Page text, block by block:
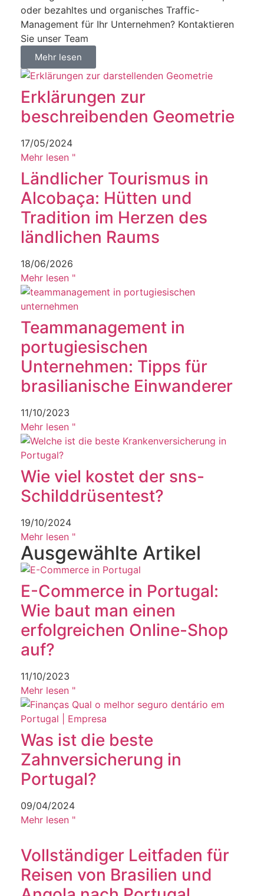
oder bezahltes und organisches Traffic-
Management für Ihr Unternehmen? Kontaktieren
Sie unser Team
Mehr lesen
Erklärungen zur
beschreibenden Geometrie
17/05/2024
Mehr lesen "
Ländlicher Tourismus in
Alcobaça: Hütten und
Tradition im Herzen des
ländlichen Raums
18/06/2026
Mehr lesen "
Teammanagement in
portugiesischen
Unternehmen: Tipps für
brasilianische Einwanderer
11/10/2023
Mehr lesen "
Wie viel kostet der sns-
Schilddrüsentest?
19/10/2024
Mehr lesen "
Ausgewählte Artikel
E-Commerce in Portugal:
Wie baut man einen
erfolgreichen Online-Shop
auf?
11/10/2023
Mehr lesen "
Was ist die beste
Zahnversicherung in
Portugal?
09/04/2024
Mehr lesen "
Vollständiger Leitfaden für
Reisen von Brasilien und